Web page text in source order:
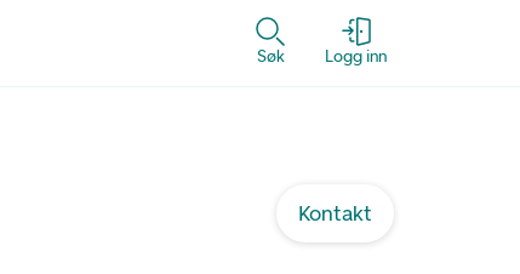
Søk Logg inn
Kontakt